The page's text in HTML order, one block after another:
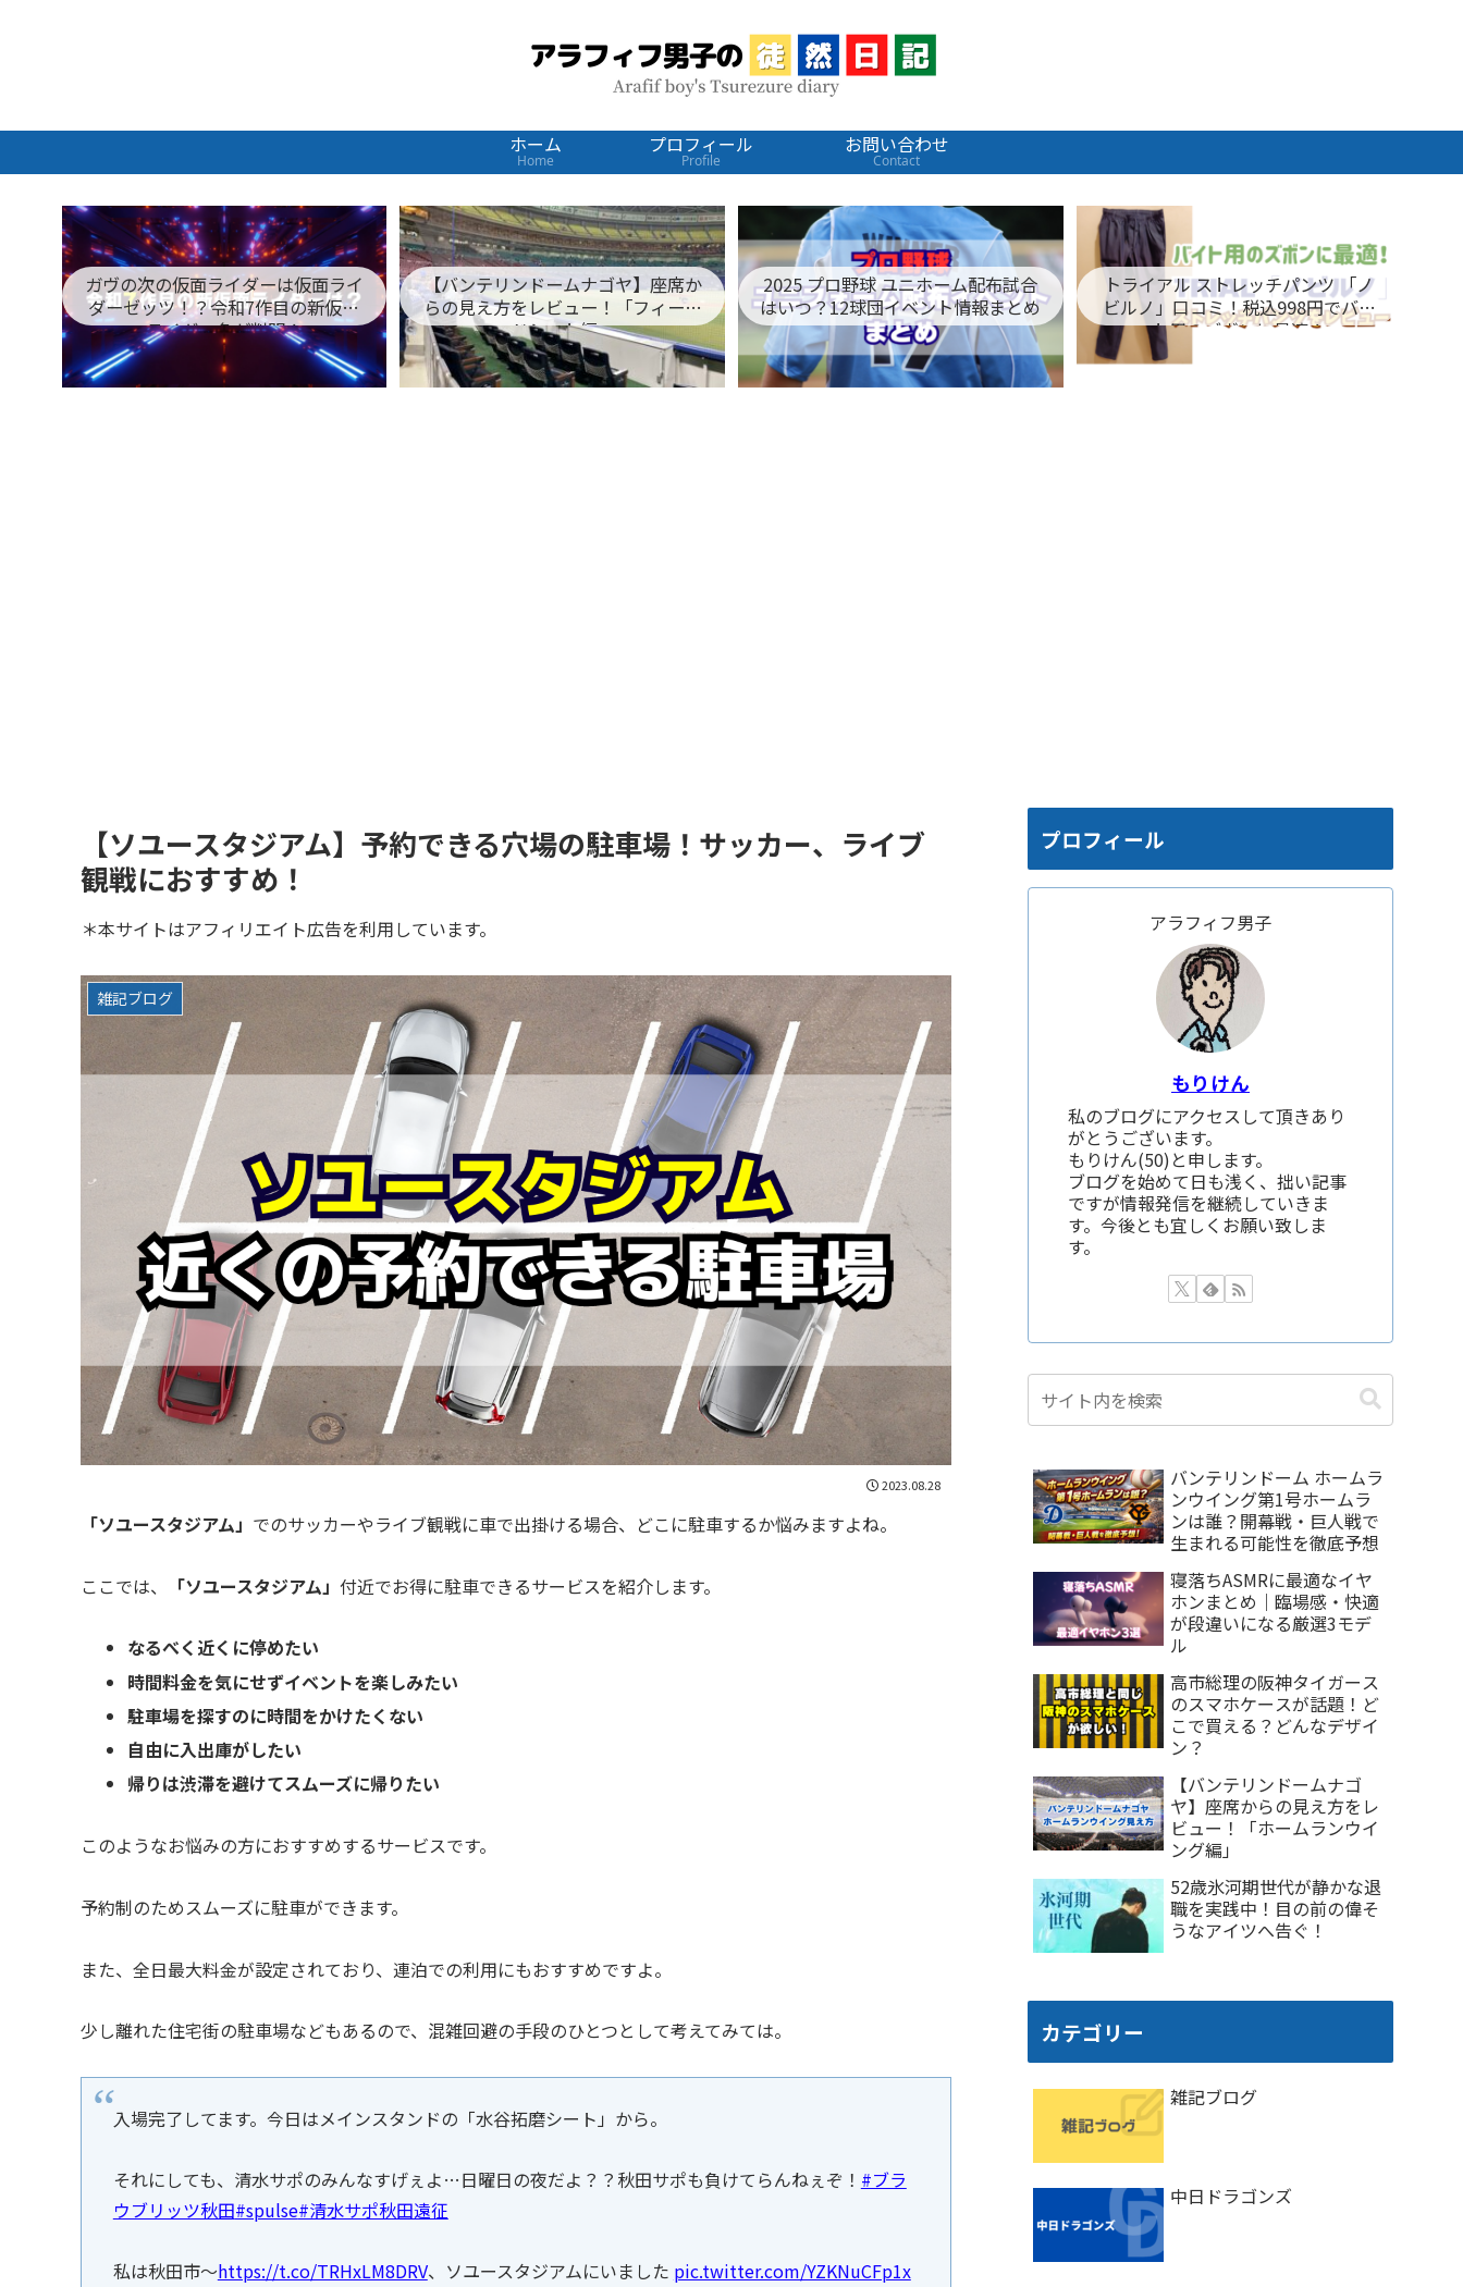
ホーム
Home
プロフィール
Profile
お問い合わせ
Contact
ガヴの次の仮面ライダーは仮面ライ
ダーゼッツ！？令和7作目の新仮面
ライダー名が判明！
【バンテリンドームナゴヤ】座席か
らの見え方をレビュー！「フィール
ドシート編」
2025 プロ野球 ユニホーム配布試合
はいつ？12球団イベント情報まとめ
トライアル ストレッチパンツ 「ノ
ビルノ」口コミ！税込998円でバイ
ト用のズボンに最適！
【ソユースタジアム】予約できる穴場の駐車場！サッカー、ライブ
観戦におすすめ！
＊本サイトはアフィリエイト広告を利用しています。
雑記ブログ
2023.08.28
「ソユースタジアム」 でのサッカーやライブ観戦に車で出掛ける場合、どこに駐車するか悩みますよね。
ここでは、 「ソユースタジアム」 付近でお得に駐車できるサービスを紹介します。
なるべく近くに停めたい
時間料金を気にせずイベントを楽しみたい
駐車場を探すのに時間をかけたくない
自由に入出庫がしたい
帰りは渋滞を避けてスムーズに帰りたい
このようなお悩みの方におすすめするサービスです。
予約制のためスムーズに駐車ができます。
また、全日最大料金が設定されており、連泊での利用にもおすすめですよ。
少し離れた住宅街の駐車場などもあるので、混雑回避の手段のひとつとして考えてみては。
入場完了してます。今日はメインスタンドの「水谷拓磨シート」から。
それにしても、清水サポのみんなすげぇよ…日曜日の夜だよ？？秋田サポも負けてらんねぇぞ！ #ブラ
ウブリッツ秋田#spulse#清水サポ秋田遠征
私は秋田市～https://t.co/TRHxLM8DRV、ソユースタジアムにいました pic.twitter.com/YZKNuCFp1x
プロフィール
アラフィフ男子
もりけん
私のブログにアクセスして頂きあり
がとうございます。
もりけん(50)と申します。
ブログを始めて日も浅く、拙い記事
ですが情報発信を継続していきま
す。今後とも宜しくお願い致しま
す。
バンテリンドーム ホームラ
ンウイング第1号ホームラ
ンは誰？開幕戦・巨人戦で
生まれる可能性を徹底予想
寝落ちASMRに最適なイヤ
ホンまとめ｜臨場感・快適
が段違いになる厳選3モデ
ル
高市総理の阪神タイガース
のスマホケースが話題！ど
こで買える？どんなデザイ
ン？
【バンテリンドームナゴ
ヤ】座席からの見え方をレ
ビュー！「ホームランウイ
ング編」
52歳氷河期世代が静かな退
職を実践中！目の前の偉そ
うなアイツへ告ぐ！
カテゴリー
雑記ブログ
中日ドラゴンズ